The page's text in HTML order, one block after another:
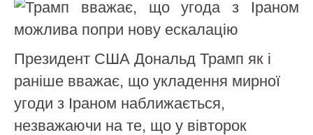
Президент США Дональд Трамп як і
раніше вважає, що укладення мирної
угоди з Іраном наближається,
незважаючи на те, що у вівторок